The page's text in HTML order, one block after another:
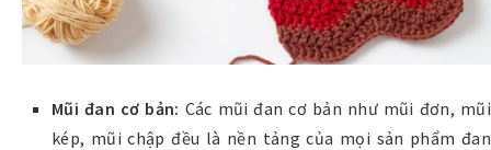
Mũi đan cơ bản: Các mũi đan cơ bản như mũi đơn, mũi
kép, mũi chập đều là nền tảng của mọi sản phẩm đan